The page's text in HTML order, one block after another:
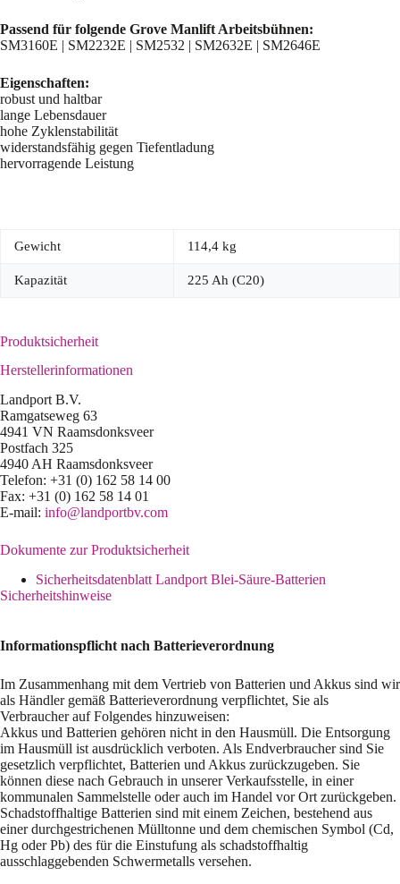
Passend für folgende Grove Manlift Arbeitsbühnen:
SM3160E | SM2232E | SM2532 | SM2632E | SM2646E
Eigenschaften:
robust und haltbar
lange Lebensdauer
hohe Zyklenstabilität
widerstandsfähig gegen Tiefentladung
hervorragende Leistung
Gewicht 114,4 kg
Kapazität 225 Ah (C20)
Produktsicherheit
Herstellerinformationen
Landport B.V.
Ramgatseweg 63
4941 VN Raamsdonksveer
Postfach 325
4940 AH Raamsdonksveer
Telefon: +31 (0) 162 58 14 00
Fax: +31 (0) 162 58 14 01
E-mail: info@landportbv.com
Dokumente zur Produktsicherheit
Sicherheitsdatenblatt Landport Blei-Säure-Batterien
Sicherheitshinweise
Informationspflicht nach Batterieverordnung
Im Zusammenhang mit dem Vertrieb von Batterien und Akkus sind wir
als Händler gemäß Batterieverordnung verpflichtet, Sie als
Verbraucher auf Folgendes hinzuweisen:
Akkus und Batterien gehören nicht in den Hausmüll. Die Entsorgung
im Hausmüll ist ausdrücklich verboten. Als Endverbraucher sind Sie
gesetzlich verpflichtet, Batterien und Akkus zurückzugeben. Sie
können diese nach Gebrauch in unserer Verkaufsstelle, in einer
kommunalen Sammelstelle oder auch im Handel vor Ort zurückgeben.
Schadstoffhaltige Batterien sind mit einem Zeichen, bestehend aus
einer durchgestrichenen Mülltonne und dem chemischen Symbol (Cd,
Hg oder Pb) des für die Einstufung als schadstoffhaltig
ausschlaggebenden Schwermetalls versehen.